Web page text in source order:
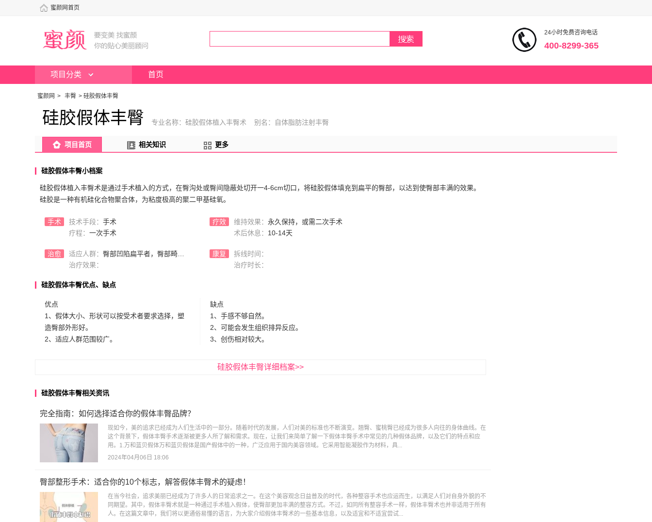
蜜颜网首页
24小时免费咨询电话
400-8299-365
项目分类 首页
蜜颜网 > 丰臀 > 硅胶假体丰臀
硅胶假体丰臀 专业名称：硅胶假体植入丰臀术 别名：自体脂肪注射丰臀
项目首页 相关知识 更多
硅胶假体丰臀小档案
硅胶假体植入丰臀术是通过手术植入的方式，在臀沟处或臀间隐蔽处切开一4-6cm切口，将硅胶假体填充到扁平的臀部，以达到使臀部丰满的效果。
硅胶是一种有机硅化合物聚合体，为粘度极高的聚二甲基硅氧。
手术 技术手段： 手术
疗程： 一次手术
疗效 维持效果： 永久保持，或需二次手术
术后休息： 10-14天
治愈 适应人群： 臀部凹陷扁平者，臀部畸形者，缺乏臀峰者。
治疗效果：
康复
拆线时间：
治疗时长：
硅胶假体丰臀优点、缺点
优点
1、假体大小、形状可以按受术者要求选择，塑
造臀部外形好。
2、适应人群范围较广。
缺点
1、手感不够自然。
2、可能会发生组织排异反应。
3、创伤相对较大。
硅胶假体丰臀详细档案>>
硅胶假体丰臀相关资讯
完全指南：如何选择适合你的假体丰臀品牌？
现如今，美的追求已经成为人们生活中的一部分。随着时代的发展，人们对美的标准也不断演变。翘臀、蜜桃臀已经成为很多人向往的身体曲线。在
这个背景下，假体丰臀手术逐渐被更多人所了解和需求。现在，让我们来简单了解一下假体丰臀手术中常见的几种假体品牌，以及它们的特点和应
用。1.万和蓝贝假体万和蓝贝假体是国产假体中的一种，广泛应用于国内美容领域。它采用智能凝胶作为材料，具...
2024年04月06日 18:06
臀部整形手术：适合你的10个标志，解答假体丰臀术的疑虑！
在当今社会，追求美丽已经成为了许多人的日常追求之一。在这个美容观念日益普及的时代，各种整容手术也应运而生，以满足人们对自身外貌的不
同期望。其中，假体丰臀术就是一种通过手术植入假体，使臀部更加丰满的整容方式。不过，如同所有整容手术一样，假体丰臀术也并非适用于所有
人。在这篇文章中，我们将以更通俗易懂的语言，为大家介绍假体丰臀术的一些基本信息，以及适宜和不适宜尝试...